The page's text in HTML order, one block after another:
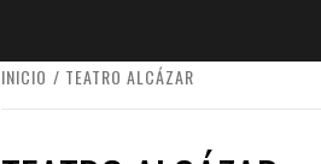
INICIO TEATRO ALCÁZAR